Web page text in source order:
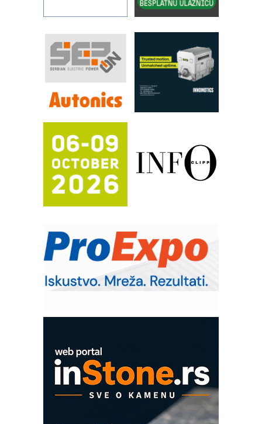
pouzdanost u transferu fluida
Filtration Group Industrial – Napredna
rešenja za filtraciju u hidrauličkim i
procesnim sistemima
RILINEX kompanije Rittal
FANUC: Najbolje za vašu pametnu
Efikasno upravljanje energijom
Automatizacija pakovanja · Display
(Shelf-Ready) omotnice
Potpuna efikasnost bez složenih
sistema
Trajna oznaka kao dugoročna korist
IB BLUMENAUER - više od 40 godina
poverenja u industriji
RMQ-TITAN ADVANCED INDICATOR
– Pametna signalizacija za efikasnije
upravljanje mašinama
era CNC merenja
Proizvodnja iC7 Hybrid 1500 VDC
mrežnog pretvarača sa tečnim
hlađenjem
COMBYPACK
EVOKS Maintenance Management